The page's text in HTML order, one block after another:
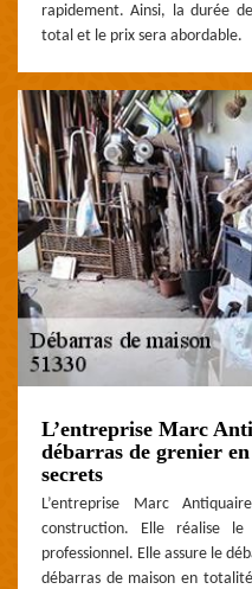
rapidement. Ainsi, la durée
total et le prix sera abordable.
L’entreprise Marc
débarras de grenier
secrets
L’entreprise Marc
construction. Elle réalise
professionnel. Elle assure le
débarras de maison en